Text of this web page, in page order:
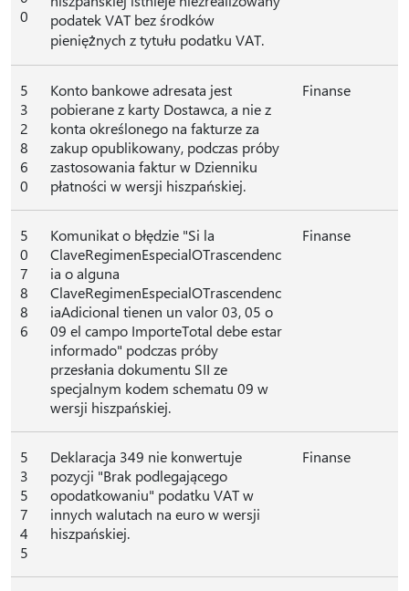
0
podatek VAT bez środków
pieniężnych z tytułu podatku VAT.
5
3
2
8
6
0
Konto bankowe adresata jest
pobierane z karty Dostawca, a nie z
konta określonego na fakturze za
zakup opublikowany, podczas próby
zastosowania faktur w Dzienniku
płatności w wersji hiszpańskiej.
Finanse
5
0
7
8
8
6
Komunikat o błędzie "Si la
ClaveRegimenEspecialOTrascendenc
ia o alguna
ClaveRegimenEspecialOTrascendenc
iaAdicional tienen un valor 03, 05 o
09 el campo ImporteTotal debe estar
informado" podczas próby
przesłania dokumentu SII ze
specjalnym kodem schematu 09 w
wersji hiszpańskiej.
Finanse
5
3
5
7
4
5
Deklaracja 349 nie konwertuje
pozycji "Brak podlegającego
opodatkowaniu" podatku VAT w
innych walutach na euro w wersji
hiszpańskiej.
Finanse